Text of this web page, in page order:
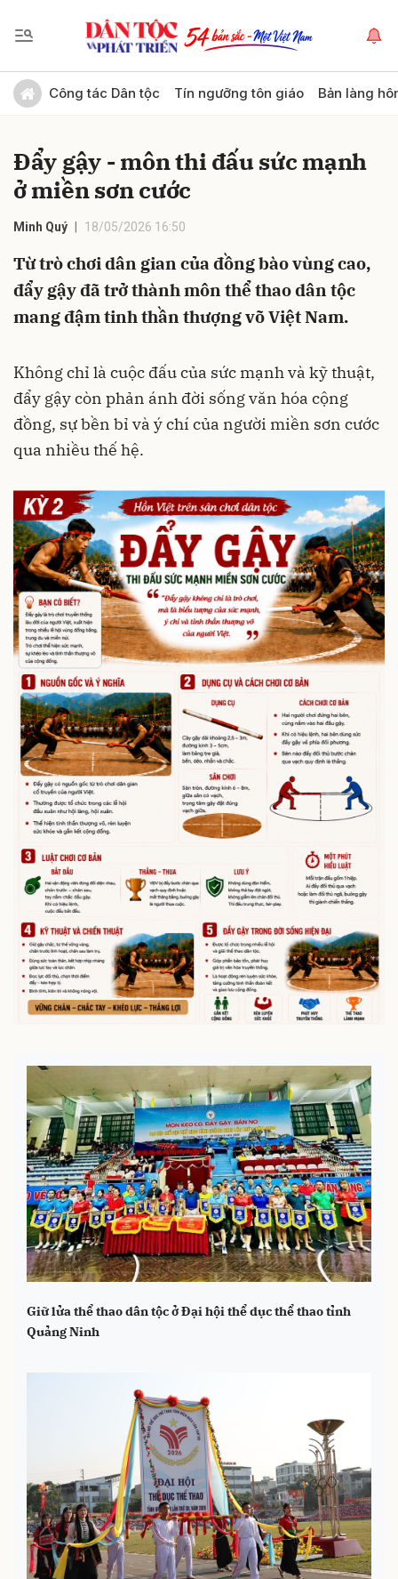
Công tác Dân tộc Tín ngưỡng tôn giáo Bản làng
Đẩy gậy - môn thi đấu sức mạnh
ở miền sơn cước
Minh Quý 18/05/2026 16:50
Từ trò chơi dân gian của đồng bào vùng cao,
đẩy gậy đã trở thành môn thể thao dân tộc
mang đậm tinh thần thượng võ Việt Nam.
Không chỉ là cuộc đấu của sức mạnh và kỹ thuật,
đẩy gậy còn phản ánh đời sống văn hóa cộng
đồng, sự bền bỉ và ý chí của người miền sơn cước
qua nhiều thế hệ.
Giữ lửa thể thao dân tộc ở Đại hội thể dục thể thao tỉnh
Quảng Ninh
Gửi bình luận
Hủy Gửi